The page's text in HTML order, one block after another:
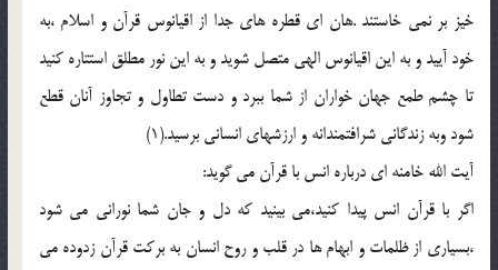
خيز بر نمي خاستند .هان اي قطره هاي جدا از اقيانوس قرآن و اسلام ،به
خود آييد و به اين اقيانوس الهي متصل شويد و به اين نور مطلق استتاره کنيد
تا چشم طمع جهان خواران از شما ببرد و دست تطاول و تجاوز آنان قطع
شود وبه زندگاني شرافتمندانه و ارزشهاي انساني برسيد.(1)
آيت الله خامنه اي درباره انس با قرآن مي گويد:
اگر با قرآن انس پيدا کنيد،مي بينيد که دل و جان شما نوراني مي شود
،بسياري از ظلمات و ابهام ها در قلب و روح انسان به برکت قرآن زدوده مي